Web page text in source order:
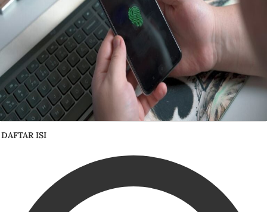
DAFTAR ISI